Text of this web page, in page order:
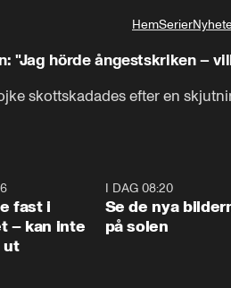
HemSerier
"Jag hörde ångestskriken –
skottskadades efter en
fast i
– kan inte
ut
I DAG 08:20
Se de nya
på solen